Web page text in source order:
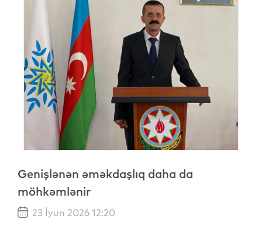
Genişlənən əməkdaşlıq daha da
möhkəmlənir
23 İyun 2026 12:20